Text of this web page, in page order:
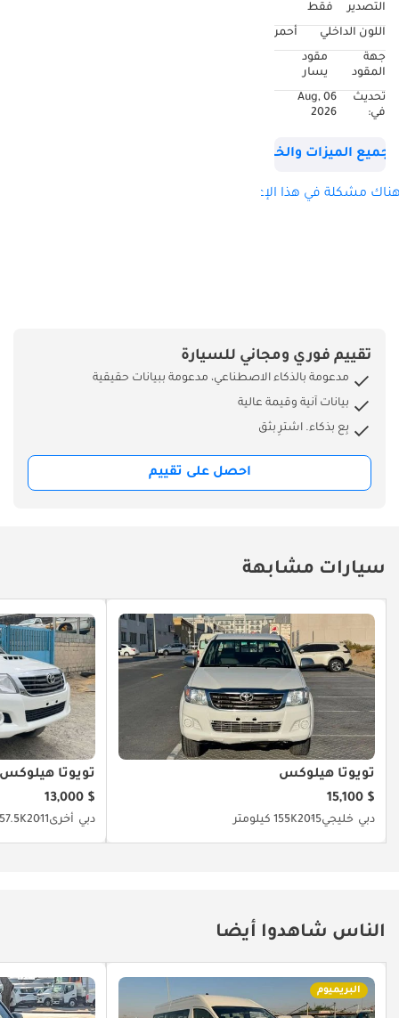
التصدير
فقط
اللون الداخلي
أحمر
جهة
المقود
مقود
يسار
تحديث
في:
06 Aug,
2026
جميع الميزات والخصائص
مشكلة في هذا الإعلان؟
تقييم فوري ومجاني للسيارة
مدعومة بالذكاء الاصطناعي، مدعومة ببيانات حقيقية
بيانات آنية وقيمة عالية
بِع بذكاء. اشترِ بثق
احصل على تقييم
سيارات مشابهة
تويوتا هيلوكس
$ 15,100
دبي خليجي2015155K كيلومتر
تويوتا هيلوكس
$ 13,000
دبي أخرى201157.5K كيلومتر
الناس شاهدوا أيضا
البريميوم